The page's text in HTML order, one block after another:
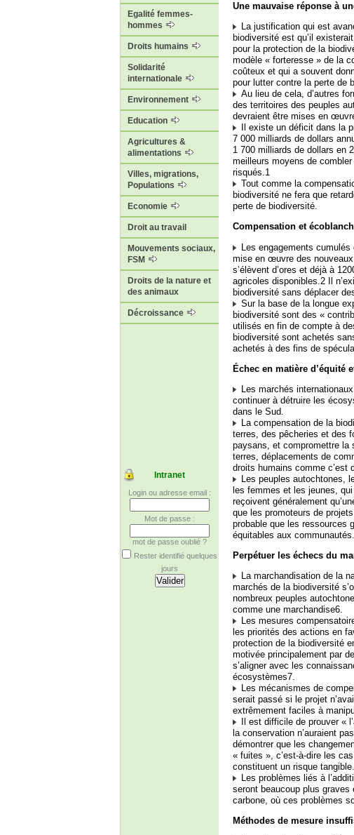
Egalité femmes-
hommes
Droits humains
Solidarité
internationale
Environnement
Education
Agricultures &
alimentations
Villes, migrations,
Populations
Economie
Droit au travail
Mouvements sociaux,
FSM
Droits de la nature et
des animaux
Décroissance
Intranet
Login ou adresse email :
Mot de passe :
mot de passe oublié ?
Rester identifié quelques
jours
Une mauvaise réponse à
La justification qui est
biodiversité est qu’il
pour la protection de la
modèle « forteresse » de la
coûteux et qui a souvent
pour lutter contre la perte de
Au lieu de cela, d’autres
des territoires des peuples
devraient être mises en
Il existe un déficit dans la
7 000 milliards de dollars
1 700 milliards de dollars en
meilleurs moyens de
risqués.1
Tout comme la
biodiversité ne fera que
perte de biodiversité.
Compensation et
Les engagements
mise en œuvre des nouveaux
s’élèvent d’ores et déjà à
agricoles disponibles.2 Il
biodiversité sans déplacer
Sur la base de la longue
biodiversité sont des «
utilisés en fin de compte à
biodiversité sont achetés
achetés à des fins de
Échec en matière d’équité
Les marchés
continuer à détruire les
dans le Sud.
La compensation de la
terres, des pêcheries et des
paysans, et compromettre la
terres, déplacements de
droits humains comme c’est
Les peuples autochtones,
les femmes et les jeunes,
reçoivent généralement
que les promoteurs de
probable que les ressources
équitables aux communautés.
Perpétuer les échecs du
La marchandisation de la
marchés de la biodiversité
nombreux peuples
comme une marchandise6.
Les mesures
les priorités des actions en
protection de la biodiversité
motivée principalement par
s’aligner avec les
écosystèmes7.
Les mécanismes de
serait passé si le projet
extrêmement faciles à
Il est difficile de prouver «
la conservation n’auraient
démontrer que les
« fuites », c’est-à-dire les
constituent un risque tangible.
Les problèmes liés à
seront beaucoup plus
carbone, où ces problèmes
Méthodes de mesure